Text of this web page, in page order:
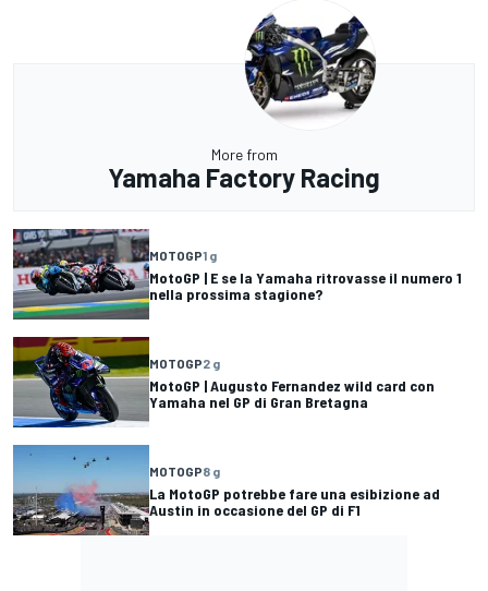
More from
Yamaha Factory Racing
MOTOGP1 g
MotoGP | E se la Yamaha ritrovasse il numero 1
nella prossima stagione?
MOTOGP2 g
MotoGP | Augusto Fernandez wild card con
Yamaha nel GP di Gran Bretagna
MOTOGP8 g
La MotoGP potrebbe fare una esibizione ad
Austin in occasione del GP di F1